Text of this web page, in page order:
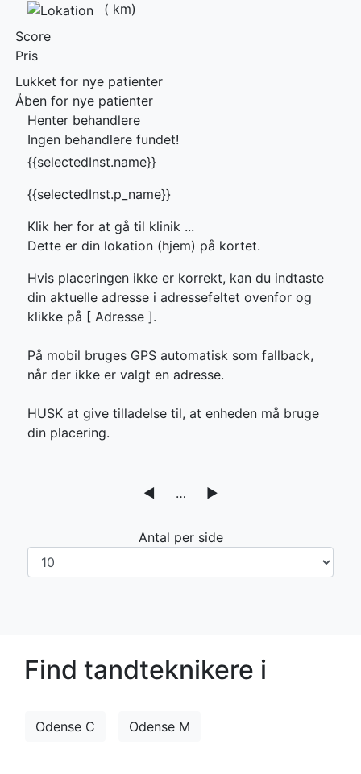
( km)
Score
Pris
Lukket for nye patienter
Åben for nye patienter
Henter behandlere
Ingen behandlere fundet!
{{selectedInst.name}}
{{selectedInst.p_name}}
Klik her for at gå til klinik ...
Dette er din lokation (hjem) på kortet.
Hvis placeringen ikke er korrekt, kan du indtaste
din aktuelle adresse i adressefeltet ovenfor og
klikke på [ Adresse ].
På mobil bruges GPS automatisk som fallback,
når der ikke er valgt en adresse.
HUSK at give tilladelse til, at enheden må bruge
din placering.
◀ … ▶
Antal per side
Find tandteknikere i
Odense C Odense M